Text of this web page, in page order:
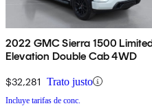
2022 GMC Sierra 1500
Elevation Double Cab 4WD
$32,281 Trato justo
Incluye tarifas de conc.